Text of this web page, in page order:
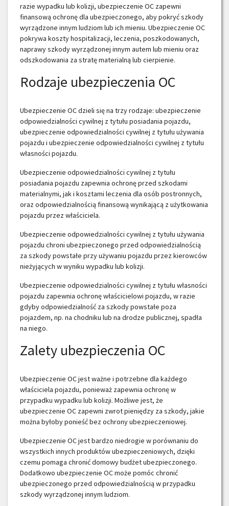
razie wypadku lub kolizji, ubezpieczenie OC zapewni
finansową ochronę dla ubezpieczonego, aby pokryć szkody
wyrządzone innym ludziom lub ich mieniu. Ubezpieczenie OC
pokrywa koszty hospitalizacji, leczenia, poszkodowanych,
naprawy szkody wyrządzonej innym autem lub mieniu oraz
odszkodowania za stratę materialną lub cierpienie.
Rodzaje ubezpieczenia OC
Ubezpieczenie OC dzieli się na trzy rodzaje: ubezpieczenie
odpowiedzialności cywilnej z tytułu posiadania pojazdu,
ubezpieczenie odpowiedzialności cywilnej z tytułu używania
pojazdu i ubezpieczenie odpowiedzialności cywilnej z tytułu
własności pojazdu.
Ubezpieczenie odpowiedzialności cywilnej z tytułu
posiadania pojazdu zapewnia ochronę przed szkodami
materialnymi, jak i kosztami leczenia dla osób postronnych,
oraz odpowiedzialnością finansową wynikającą z użytkowania
pojazdu przez właściciela.
Ubezpieczenie odpowiedzialności cywilnej z tytułu używania
pojazdu chroni ubezpieczonego przed odpowiedzialnością
za szkody powstałe przy używaniu pojazdu przez kierowców
nieżyjących w wyniku wypadku lub kolizji.
Ubezpieczenie odpowiedzialności cywilnej z tytułu własności
pojazdu zapewnia ochronę właścicielowi pojazdu, w razie
gdyby odpowiedzialność za szkody powstałe poza
pojazdem, np. na chodniku lub na drodze publicznej, spadła
na niego.
Zalety ubezpieczenia OC
Ubezpieczenie OC jest ważne i potrzebne dla każdego
właściciela pojazdu, ponieważ zapewnia ochronę w
przypadku wypadku lub kolizji. Możliwe jest, że
ubezpieczenie OC zapewni zwrot pieniędzy za szkody, jakie
można byłoby ponieść bez ochrony ubezpieczeniowej.
Ubezpieczenie OC jest bardzo niedrogie w porównaniu do
wszystkich innych produktów ubezpieczeniowych, dzięki
czemu pomaga chronić domowy budżet ubezpieczonego.
Dodatkowo ubezpieczenie OC może pomóc chronić
ubezpieczonego przed odpowiedzialnością w przypadku
szkody wyrządzonej innym ludziom.